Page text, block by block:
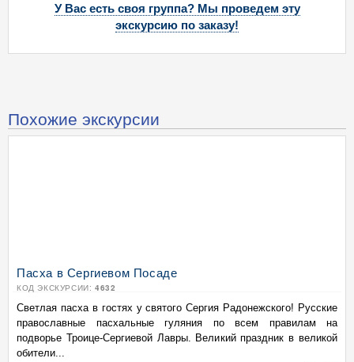
У Вас есть своя группа? Мы проведем эту
экскурсию по заказу!
Похожие экскурсии
Пасха в Сергиевом Посаде
КОД ЭКСКУРСИИ: 4632
Светлая пасха в гостях у святого Сергия Радонежского! Русские
православные пасхальные гуляния по всем правилам на
подворье Троице-Сергиевой Лавры. Великий праздник в великой
обители...